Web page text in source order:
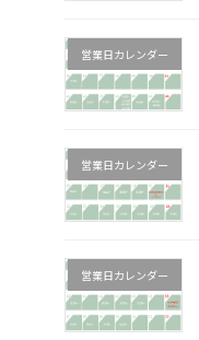
営業日カレンダー
営業日カレンダー
営業日カレンダー